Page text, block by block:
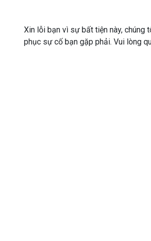
Xin lỗi bạn vì sự bất tiện này, chúng
phục sự cố bạn gặp phải. Vui lòng